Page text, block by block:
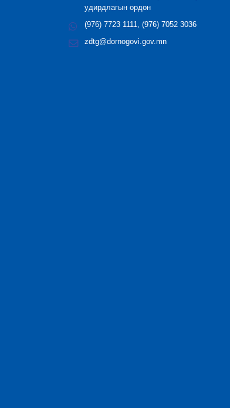
удирдлагын ордон
(976) 7723 1111, (976) 7052 3036
zdtg@dornogovi.gov.mn